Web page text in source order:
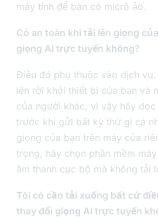
máy tính để bàn có micrô ảo.
Có an toàn khi tải lên giọng
giọng AI trực tuyến không?
Điều đó phụ thuộc vào dịch
lên rời khỏi thiết bị của bạn và
của người khác, vì vậy hãy
trước khi gửi bất kỳ thứ gì cá
giọng của bạn trên máy của
trọng, hãy chọn phần mềm
âm thanh cục bộ mà không tải
Tôi có cần tải xuống bất cứ
thay đổi giọng AI trực tuyến